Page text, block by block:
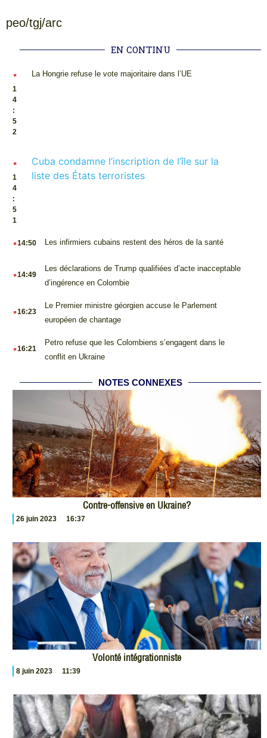
peo/tgj/arc
EN CONTINU
.
1
4
:
5
2
La Hongrie refuse le vote majoritaire dans l’UE
.
1
4
:
5
1
Cuba condamne l’inscription de l’île sur la
liste des États terroristes
.14:50 Les infirmiers cubains restent des héros de la santé
.14:49
Les déclarations de Trump qualifiées d’acte inacceptable
d’ingérence en Colombie
.16:23
Le Premier ministre géorgien accuse le Parlement
européen de chantage
.16:21
Petro refuse que les Colombiens s’engagent dans le
conflit en Ukraine
NOTES CONNEXES
Contre-offensive en Ukraine?
26 juin 2023 16:37
Volonté intégrationniste
8 juin 2023 11:39